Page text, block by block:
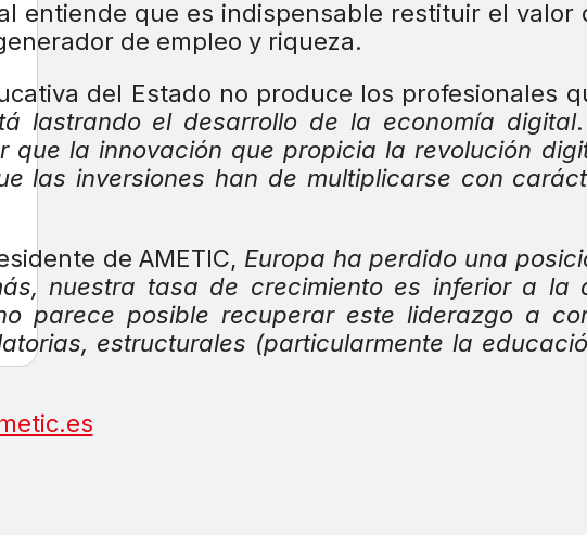
entiende que es indispensable restituir el valor
de empleo y riqueza.
del Estado no produce los profesionales
lastrando el desarrollo de la economía digital
que la innovación que propicia la revolución
las inversiones han de multiplicarse con
de AMETIC, Europa ha perdido una
nuestra tasa de crecimiento es inferior a la
parece posible recuperar este liderazgo a
estructurales (particularmente la